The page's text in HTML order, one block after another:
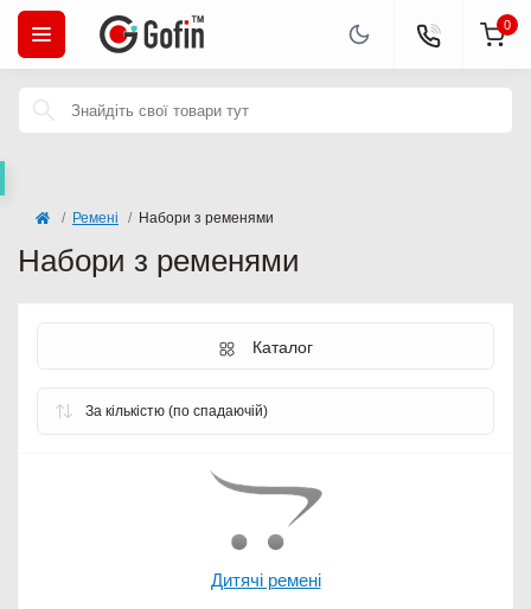
0
Ремені Набори з ременями
Набори з ременями
Каталог
Дитячі ремені